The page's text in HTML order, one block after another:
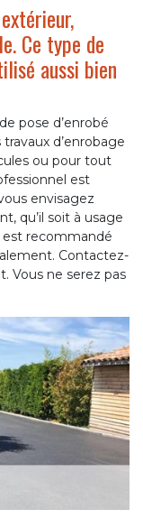
Ce type de
aussi bien
pose d’enrobé
d’enrobage
ou pour tout
est
envisagez
qu’il soit à usage
est recommandé
Contactez-
Vous ne serez pas